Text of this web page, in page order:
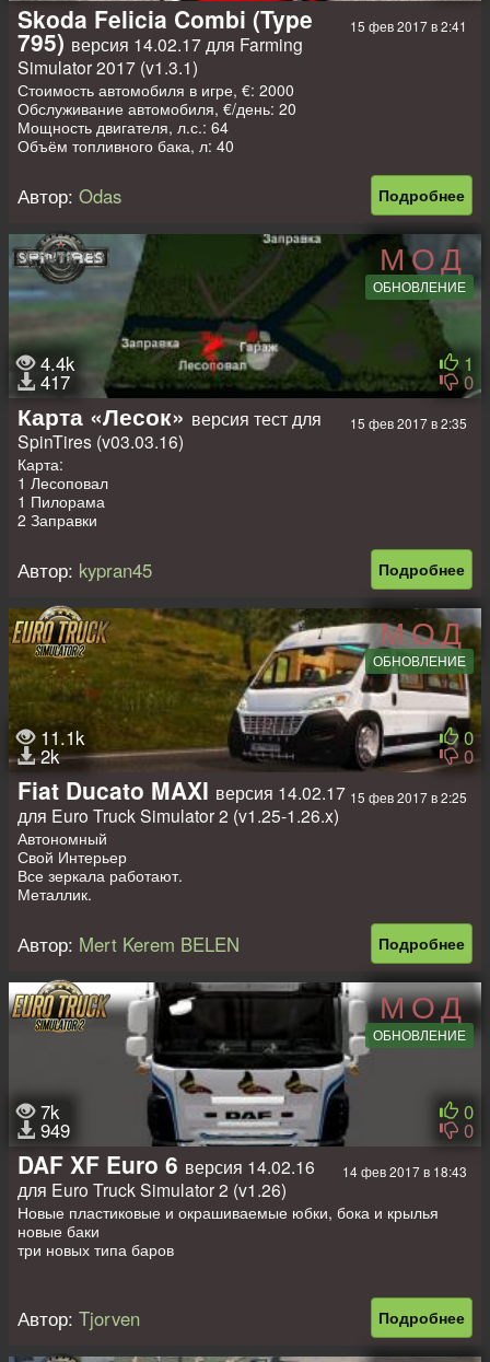
15 фев 2017 в 2:41
Skoda Felicia Combi (Type
795) версия 14.02.17 для Farming
Simulator 2017 (v1.3.1)
Стоимость автомобиля в игре, €: 2000
Обслуживание автомобиля, €/день: 20
Мощность двигателя, л.с.: 64
Объём топливного бака, л: 40
Подробнее
Автор: Odas
МОД
ОБНОВЛЕНИЕ
4.4k
417
1
0
15 фев 2017 в 2:35
Карта «Лесок» версия тест для
SpinTires (v03.03.16)
Карта:
1 Лесоповал
1 Пилорама
2 Заправки
Карта на стадии разработки, некоторые дороги не доступны,
идёт доработка!
Может грязи не хватает?
Подробнее
Автор: kypran45
МОД
ОБНОВЛЕНИЕ
11.1k
2k
0
0
15 фев 2017 в 2:25
Fiat Ducato MAXI версия 14.02.17
для Euro Truck Simulator 2 (v1.25-1.26.x)
Автономный
Свой Интерьер
Все зеркала работают.
Металлик.
Анимации приборной панели
и, наконец, механизм анимации
Изменения
Исправлены ошибки
Авторы: Mert Kerem BELEN, Hüseyin ÜLKEN
Подробнее
Автор: Mert Kerem BELEN
МОД
ОБНОВЛЕНИЕ
7k
949
0
0
14 фев 2017 в 18:43
DAF XF Euro 6 версия 14.02.16
для Euro Truck Simulator 2 (v1.26)
Новые пластиковые и окрашиваемые юбки, бока и крылья
новые баки
три новых типа баров
Подробнее
Автор: Tjorven